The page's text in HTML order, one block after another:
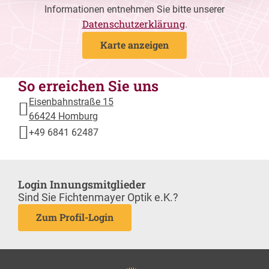
Informationen entnehmen Sie bitte unserer
Datenschutzerklärung.
Karte anzeigen
So erreichen Sie uns
Eisenbahnstraße 15
66424 Homburg
+49 6841 62487
Login Innungsmitglieder
Sind Sie Fichtenmayer Optik e.K.?
Zum Profil-Login